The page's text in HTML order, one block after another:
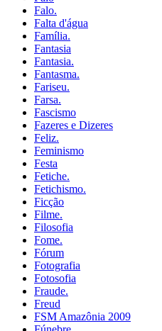
Falo.
Falta d'água
Família.
Fantasia
Fantasia.
Fantasma.
Fariseu.
Farsa.
Fascismo
Fazeres e Dizeres
Feliz.
Feminismo
Festa
Fetiche.
Fetichismo.
Ficção
Filme.
Filosofia
Fome.
Fórum
Fotografia
Fotosofia
Fraude.
Freud
FSM Amazônia 2009